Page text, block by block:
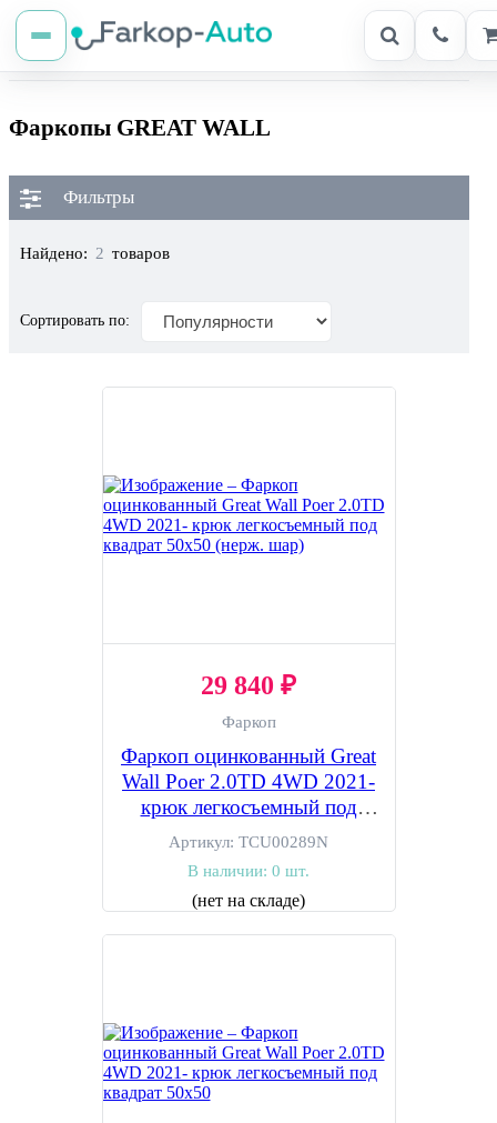
Фаркопы GREAT WALL
Фильтры
Найдено: 2 товаров
Сортировать по:
29 840 ₽
Фаркоп
Фаркоп оцинкованный Great
Wall Poer 2.0TD 4WD 2021-
крюк легкосъемный под
квадрат 50х50 (нерж. шар)
Артикул: TCU00289N
В наличии: 0 шт.
(нет на складе)